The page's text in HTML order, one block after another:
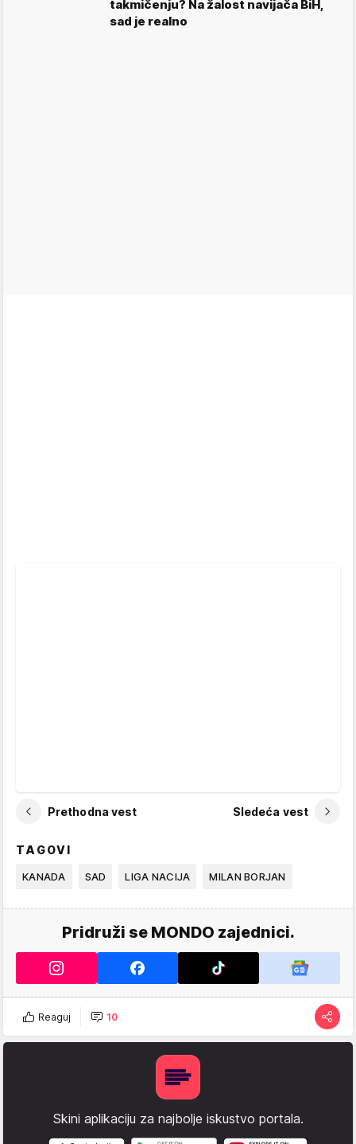
takmičenju? Na žalost navijača BiH,
sad je realno
Prethodna vest Sledeća vest
TAGOVI
KANADA SAD LIGA NACIJA MILAN BORJAN
Pridruži se MONDO zajednici.
Reaguj 10
Skini aplikaciju za najbolje iskustvo portala.